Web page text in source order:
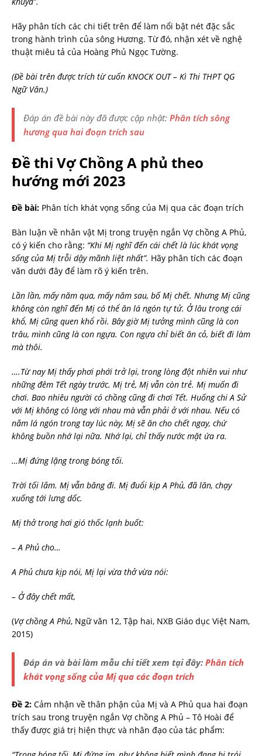
Hãy phân tích các chi tiết trên để làm nổi bật nét đặc sắc
trong hành trình của sông Hương. Từ đó, nhận xét về nghệ
thuật miêu tả của Hoàng Phủ Ngọc Tường.
(Đề bài trên được trích từ cuốn KNOCK OUT – Kì Thi THPT QG
Ngữ Văn.)
Đáp án đề bài này đã được cập nhật: Phân tích sông
hương qua hai đoạn trích sau
Đề thi Vợ Chồng A phủ theo
hướng mới 2023
Đề bài: Phân tích khát vọng sống của Mị qua các đoạn trích
Bàn luận về nhân vật Mị trong truyện ngắn Vợ chồng A Phủ,
có ý kiến cho rằng: “Khi Mị nghĩ đến cái chết là lúc khát vọng
sống của Mị trỗi dậy mãnh liệt nhất”. Hãy phân tích các đoạn
văn dưới đây để làm rõ ý kiến trên.
Lần lần, mấy năm qua, mấy năm sau, bố Mị chết. Nhưng Mị cũng
không còn nghĩ đến Mị có thể ăn lá ngón tự tử. Ở lâu trong cái
khổ, Mị cũng quen khổ rồi. Bây giờ Mị tưởng mình cũng là con
trâu, mình cũng là con ngựa. Con ngựa chỉ biết ăn cỏ, biết đi làm
mà thôi.
….Từ nay Mị thấy phơi phới trở lại, trong lòng đột nhiên vui như
những đêm Tết ngày trước. Mị trẻ, Mị vẫn còn trẻ. Mị muốn đi
chơi. Bao nhiêu người có chồng cũng đi chơi Tết. Huống chi A Sử
với Mị không có lòng với nhau mà vẫn phải ở với nhau. Nếu có
nắm lá ngón trong tay lúc này, Mị sẽ ăn cho chết ngay, chứ
không buồn nhớ lại nữa. Nhớ lại, chỉ thấy nước mặt ứa ra.
…Mị đứng lặng trong bóng tối.
Trời tối lắm. Mị vẫn băng đi. Mị đuổi kịp A Phủ, đã lăn, chạy
xuống tới lưng dốc.
Mị thở trong hơi gió thốc lạnh buốt:
– A Phủ cho…
A Phủ chưa kịp nói, Mị lại vừa thở vừa nói:
– Ở đây chết mất,
(Vợ chồng A Phủ, Ngữ văn 12, Tập hai, NXB Giáo dục Việt Nam,
2015)
Đáp án và bài làm mẫu chi tiết xem tại đây: Phân tích
khát vọng sống của Mị qua các đoạn trích
Đề 2: Cảm nhận về thân phận của Mị và A Phủ qua hai đoạn
trích sau trong truyện ngắn Vợ chồng A Phủ – Tô Hoài để
thấy được giá trị hiện thực và nhân đạo của tác phẩm: